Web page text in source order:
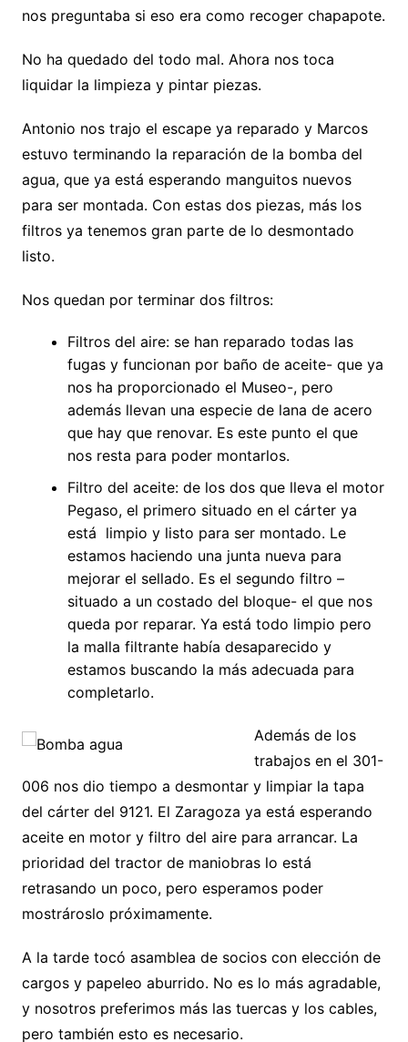
nos preguntaba si eso era como recoger chapapote.
No ha quedado del todo mal. Ahora nos toca
liquidar la limpieza y pintar piezas.
Antonio nos trajo el escape ya reparado y Marcos
estuvo terminando la reparación de la bomba del
agua, que ya está esperando manguitos nuevos
para ser montada. Con estas dos piezas, más los
filtros ya tenemos gran parte de lo desmontado
listo.
Nos quedan por terminar dos filtros:
Filtros del aire: se han reparado todas las
fugas y funcionan por baño de aceite- que ya
nos ha proporcionado el Museo-, pero
además llevan una especie de lana de acero
que hay que renovar. Es este punto el que
nos resta para poder montarlos.
Filtro del aceite: de los dos que lleva el motor
Pegaso, el primero situado en el cárter ya
está limpio y listo para ser montado. Le
estamos haciendo una junta nueva para
mejorar el sellado. Es el segundo filtro –
situado a un costado del bloque- el que nos
queda por reparar. Ya está todo limpio pero
la malla filtrante había desaparecido y
estamos buscando la más adecuada para
completarlo.
Además de los
trabajos en el 301-
006 nos dio tiempo a desmontar y limpiar la tapa
del cárter del 9121. El Zaragoza ya está esperando
aceite en motor y filtro del aire para arrancar. La
prioridad del tractor de maniobras lo está
retrasando un poco, pero esperamos poder
mostrároslo próximamente.
A la tarde tocó asamblea de socios con elección de
cargos y papeleo aburrido. No es lo más agradable,
y nosotros preferimos más las tuercas y los cables,
pero también esto es necesario.